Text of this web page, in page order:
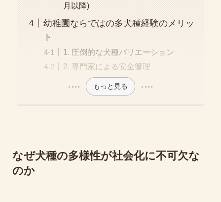
月以降)
幼稚園ならではの多犬種経験のメリッ
ト
1. 圧倒的な犬種バリエーション
2. 専門家による安全管理
もっと見る
なぜ犬種の多様性が社会化に不可欠な
のか